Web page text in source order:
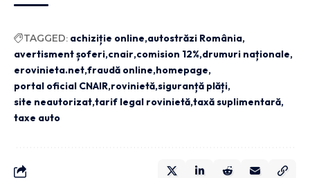
TAGGED: achiziție online autostrăzi România
avertisment șoferi cnair comision 12% drumuri naționale
erovinieta.net fraudă online homepage
portal oficial CNAIR rovinietă siguranță plăți
site neautorizat tarif legal rovinietă taxă suplimentară
taxe auto